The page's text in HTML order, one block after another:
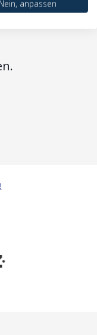
Nein, anpassen